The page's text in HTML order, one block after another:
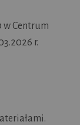
w Centrum
r.